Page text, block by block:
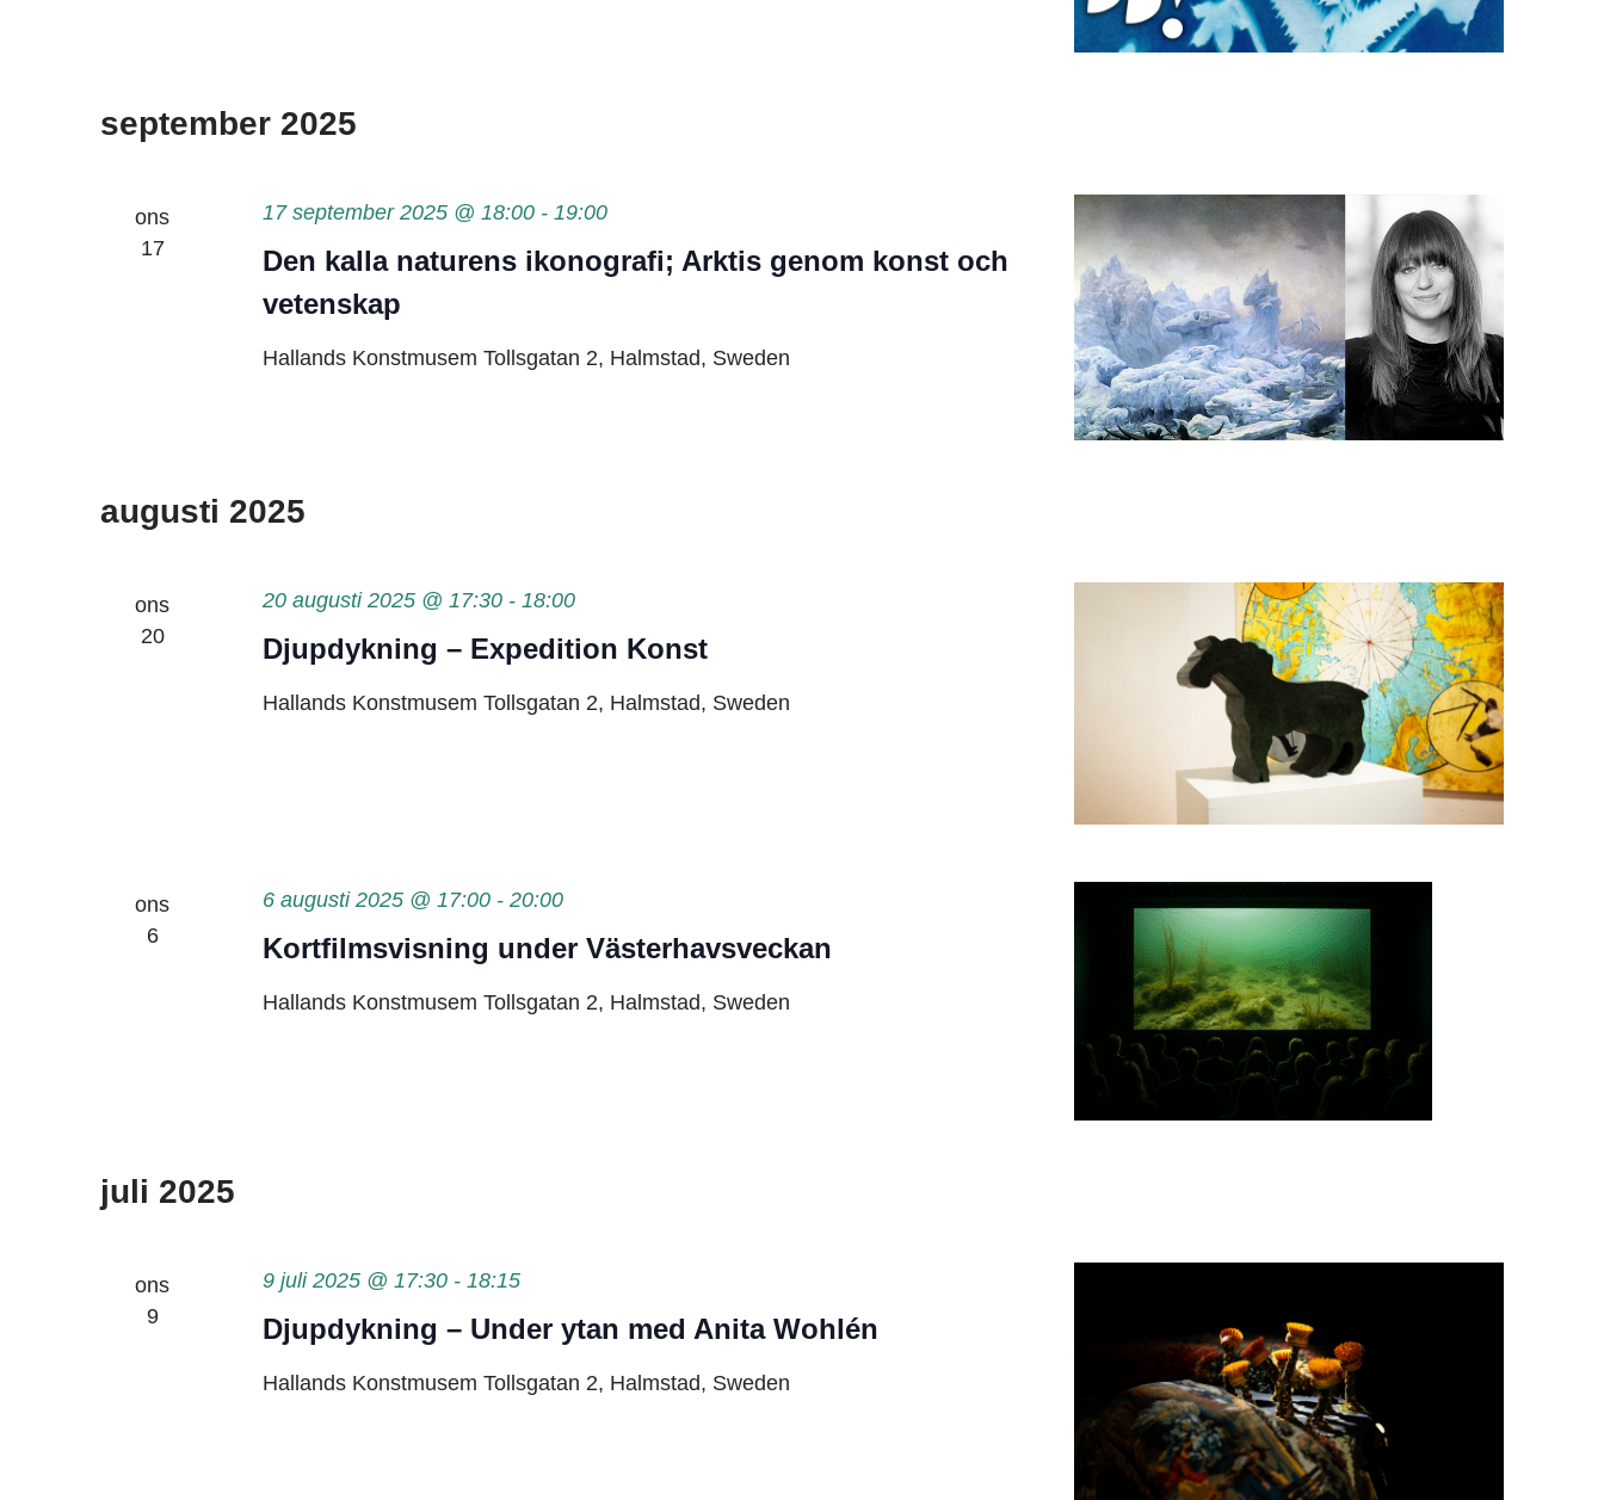
september 2025
ons
17
Den kalla naturens ikonografi; Arktis genom konst och
vetenskap
17 september 2025 @ 18:00- 19:00
Hallands Konstmusem Tollsgatan 2, Halmstad, Sweden
augusti 2025
ons
20
Djupdykning – Expedition Konst
20 augusti 2025 @ 17:30- 18:00
Hallands Konstmusem Tollsgatan 2, Halmstad, Sweden
ons
6
Kortfilmsvisning under Västerhavsveckan
6 augusti 2025 @ 17:00- 20:00
Hallands Konstmusem Tollsgatan 2, Halmstad, Sweden
juli 2025
ons
9
Djupdykning – Under ytan med Anita Wohlén
9 juli 2025 @ 17:30- 18:15
Hallands Konstmusem Tollsgatan 2, Halmstad, Sweden